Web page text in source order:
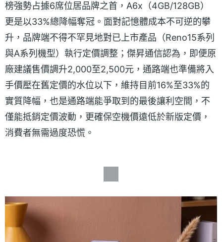
榜強勢占據6席位居品牌之首，A6x（4GB/128GB）
更是以33%總降幅奪冠。面對記憶體成本不可逆的攀
升，品牌端不得不罕見地對已上市產品（Reno15系列
與A系列機型）執行定價調整；傑昇通信認為，即便原
廠建議售價調升2,000至2,500元，通路端也準備將入
手價壓在舊定價的水位以下，維持目前16%至33%的
實質降幅，也是通路端能爭取到的最後讓利空間，不
僅能抵銷定價波動，更確保空機價遠低於新版定價，
消費者無需過度恐慌。